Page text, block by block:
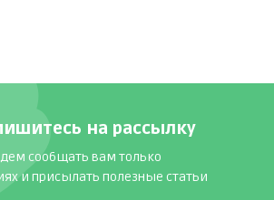
на рассылку
сообщать вам только
и присылать полезные статьи